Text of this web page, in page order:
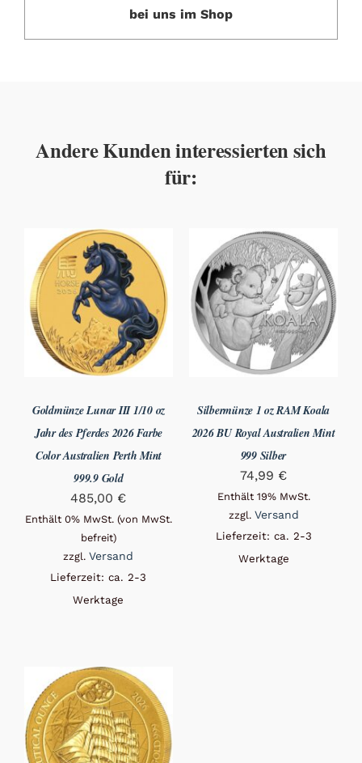
bei uns im Shop
Andere Kunden interessierten sich
für:
Goldmünze Lunar III 1/10 oz
Jahr des Pferdes 2026 Farbe
Color Australien Perth Mint
999.9 Gold
485,00 €
Enthält 0% MwSt. (von MwSt.
befreit)
zzgl.Versand
Lieferzeit: ca. 2-3
Werktage
Silbermünze 1 oz RAM Koala
2026 BU Royal Australien Mint
999 Silber
74,99 €
Enthält 19% MwSt.
zzgl. Versand
Lieferzeit: ca. 2-3
Werktage